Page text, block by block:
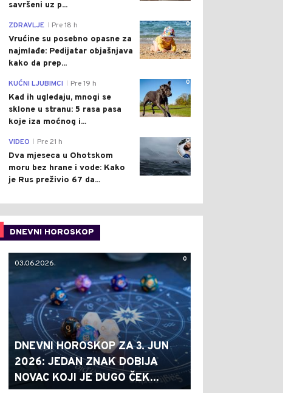
savršeni uz p...
0
ZDRAVLJE Pre 18 h
Vrućine su posebno opasne za
najmlađe: Pedijatar objašnjava
kako da prep...
0
KUĆNI LJUBIMCI Pre 19 h
Kad ih ugledaju, mnogi se
sklone u stranu: 5 rasa pasa
koje iza moćnog i...
0
VIDEO Pre 21 h
Dva mjeseca u Ohotskom
moru bez hrane i vode: Kako
je Rus preživio 67 da...
DNEVNI HOROSKOP
0
03.06.2026.
DNEVNI HOROSKOP ZA 3. JUN
2026: JEDAN ZNAK DOBIJA
NOVAC KOJI JE DUGO ČEK...